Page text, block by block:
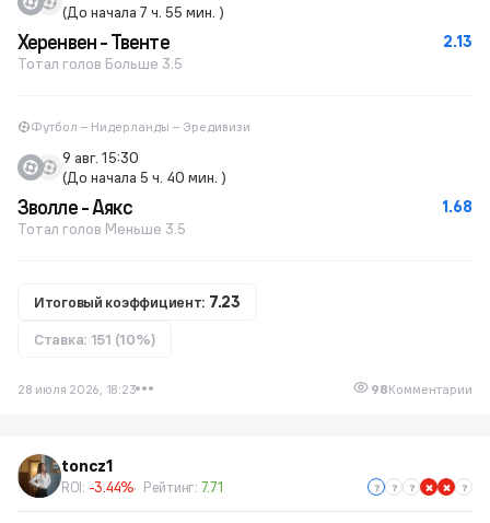
(До начала 7 ч. 55 мин. )
2.13
Херенвен - Твенте
Тотал голов Больше 3.5
Футбол – Нидерланды – Эредивизи
9 авг. 15:30
(До начала 5 ч. 40 мин. )
1.68
Зволле - Аякс
Тотал голов Меньше 3.5
Итоговый коэффициент: 7.23
Ставка: 151 (10%)
28 июля 2026, 18:23 98Комментарии
toncz1
ROI: -3.44% Рейтинг: 7.71